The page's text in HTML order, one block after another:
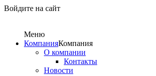
Войдите на сайт
Меню
КомпанияКомпания
О компании
Контакты
Новости